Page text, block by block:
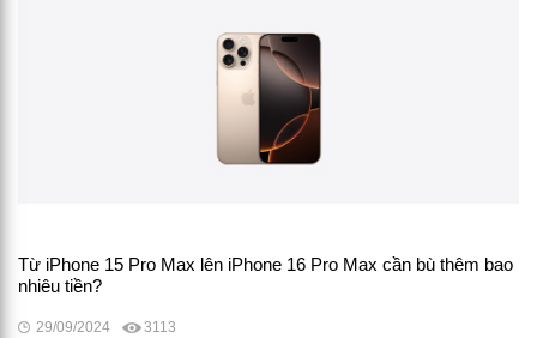
Từ iPhone 15 Pro Max lên iPhone 16 Pro Max cần bù thêm bao
nhiêu tiền?
29/09/2024 3113